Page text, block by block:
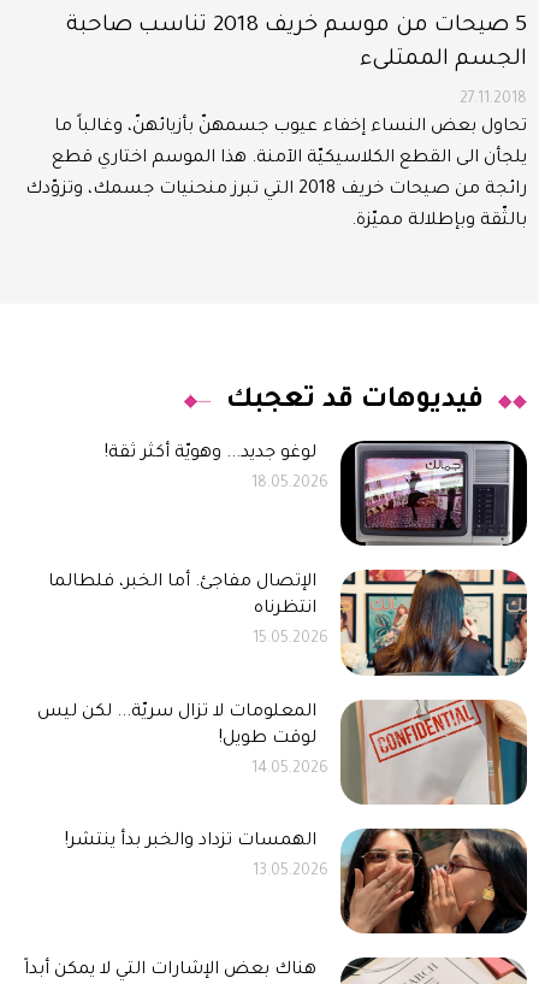
5 صيحات من موسم خريف 2018 تناسب صاحبة
الجسم الممتلىء
27.11.2018
تحاول بعض النساء إخفاء عيوب جسمهنّ بأزيائهنّ، وغالباً ما
يلجأن الى القطع الكلاسيكيّة الآمنة. هذا الموسم اختاري قطع
رائجة من صيحات خريف 2018 التي تبرز منحنيات جسمك، وتزوّدك
بالثّقة وبإطلالة مميّزة.
فيديوهات قد تعجبك
لوغو جديد... وهويّة أكثر ثقة!
18.05.2026
الإتصال مفاجئ. أما الخبر، فلطالما
انتظرناه
15.05.2026
المعلومات لا تزال سريّة... لكن ليس
لوقت طويل!
14.05.2026
الهمسات تزداد والخبر بدأ ينتشر!
13.05.2026
هناك بعض الإشارات التي لا يمكن أبداً